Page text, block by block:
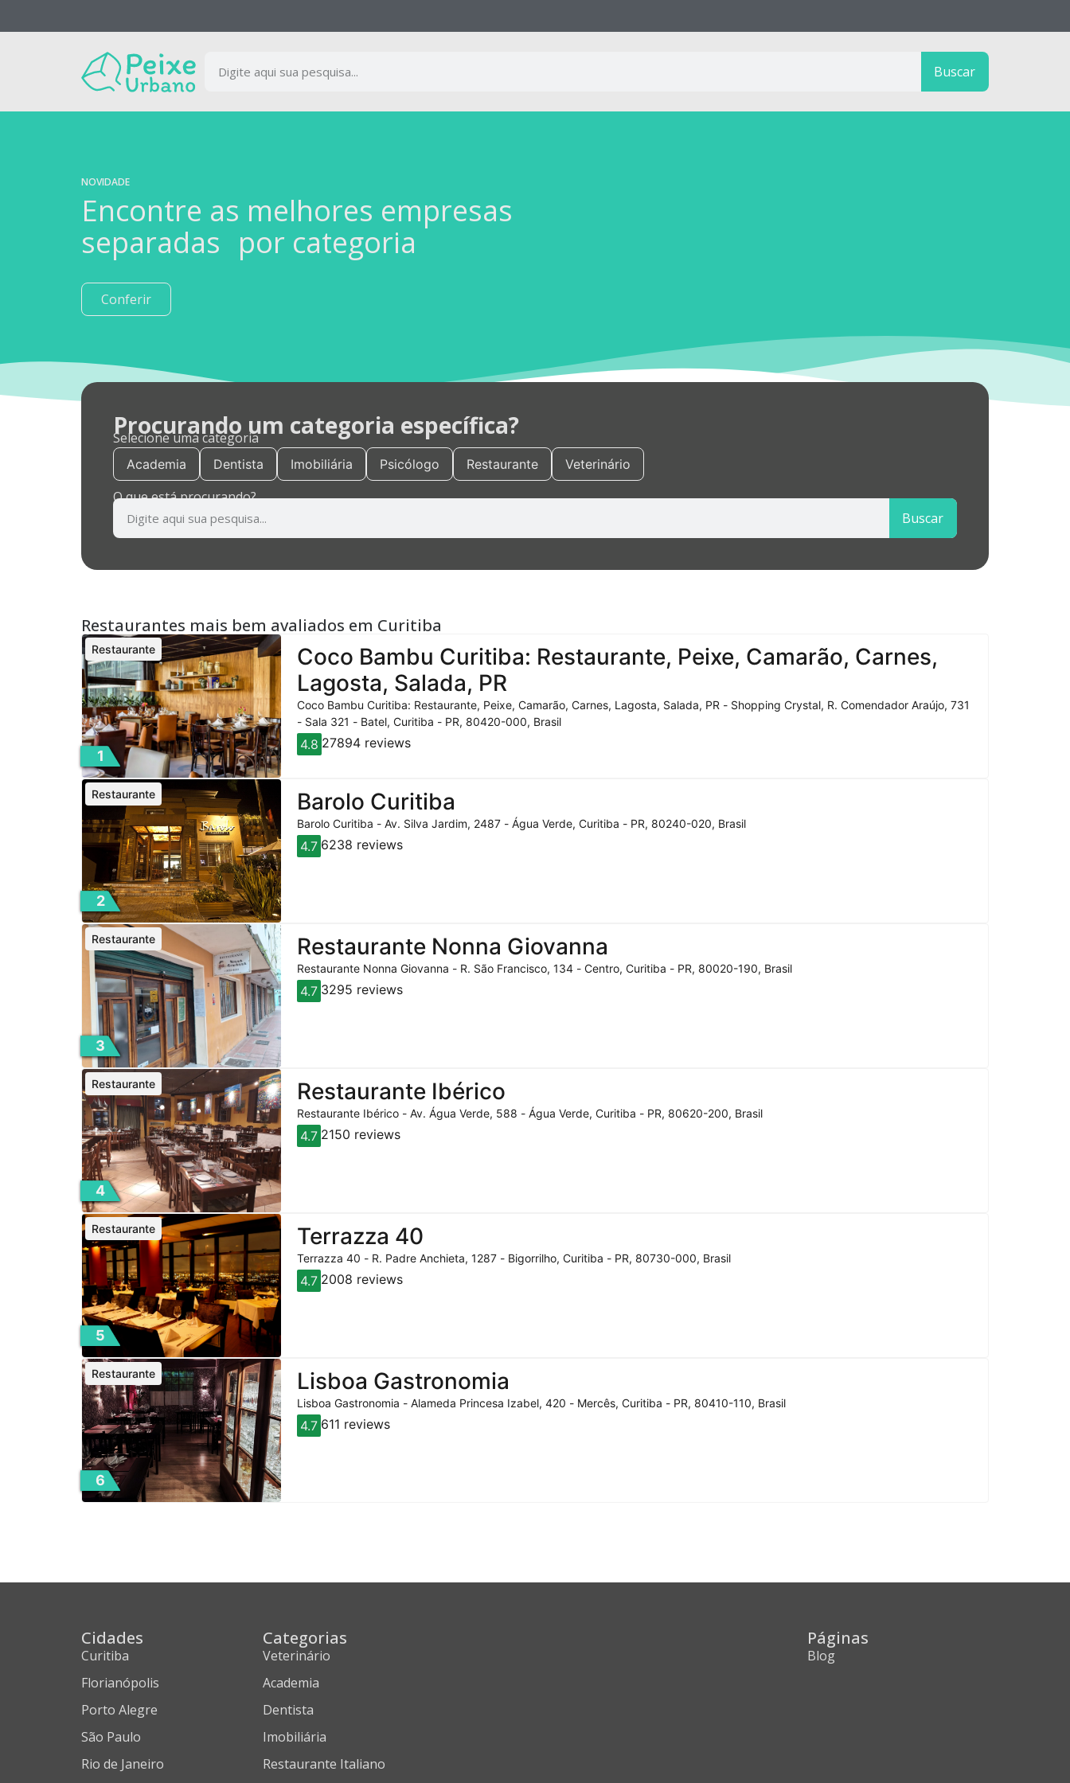
Buscar
NOVIDADE
Encontre as melhores empresas
separadas por categoria
Conferir
Procurando um categoria específica?
Selecione uma categoria
Academia Dentista Imobiliária Psicólogo Restaurante Veterinário
O que está procurando?
Buscar
Restaurantes mais bem avaliados em Curitiba
1
Coco Bambu Curitiba: Restaurante, Peixe, Camarão, Carnes,
Lagosta, Salada, PR
Restaurante
Coco Bambu Curitiba: Restaurante, Peixe, Camarão, Carnes, Lagosta, Salada, PR - Shopping Crystal, R. Comendador Araújo, 731
- Sala 321 - Batel, Curitiba - PR, 80420-000, Brasil
4.8 27894 reviews
2
Barolo Curitiba
Restaurante
Barolo Curitiba - Av. Silva Jardim, 2487 - Água Verde, Curitiba - PR, 80240-020, Brasil
4.7 6238 reviews
3
Restaurante Nonna Giovanna
Restaurante
Restaurante Nonna Giovanna - R. São Francisco, 134 - Centro, Curitiba - PR, 80020-190, Brasil
4.7 3295 reviews
4
Restaurante Ibérico
Restaurante
Restaurante Ibérico - Av. Água Verde, 588 - Água Verde, Curitiba - PR, 80620-200, Brasil
4.7 2150 reviews
5
Terrazza 40
Restaurante
Terrazza 40 - R. Padre Anchieta, 1287 - Bigorrilho, Curitiba - PR, 80730-000, Brasil
4.7 2008 reviews
6
Lisboa Gastronomia
Restaurante
Lisboa Gastronomia - Alameda Princesa Izabel, 420 - Mercês, Curitiba - PR, 80410-110, Brasil
4.7 611 reviews
Cidades
Curitiba
Florianópolis
Porto Alegre
São Paulo
Rio de Janeiro
Categorias
Veterinário
Academia
Dentista
Imobiliária
Restaurante Italiano
Páginas
Blog